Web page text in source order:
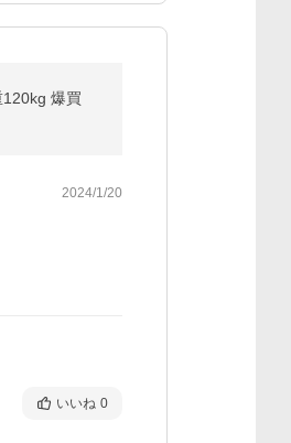
爆買
2024/1/20
いいね 0